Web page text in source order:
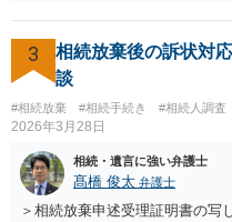
3
相続放棄後の訴状対
談
#相続放棄 #相続手続き #相続人調査
2026年3月28日
相続・遺言に強い弁護士
髙橋 俊太 弁護士
＞相続放棄申述受理証明書の写